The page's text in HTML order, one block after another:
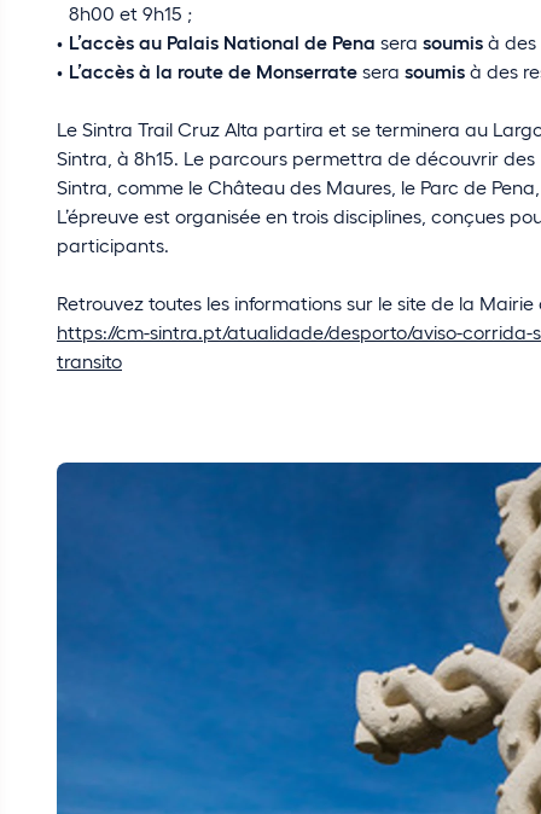
8h00 et 9h15 ;
L’accès au Palais National de Pena sera soumis à des
L’accès à la route de Monserrate sera soumis à des
Le Sintra Trail Cruz Alta partira et se terminera au
Sintra, à 8h15. Le parcours permettra de découvrir
Sintra, comme le Château des Maures, le Parc de
L’épreuve est organisée en trois disciplines, conçues
participants.
Retrouvez toutes les informations sur le site de la Mairie
https://cm-sintra.pt/atualidade/desporto/aviso-
transito